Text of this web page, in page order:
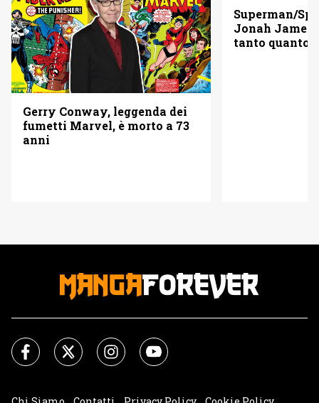
Gerry Conway, leggenda dei
fumetti Marvel, è morto a 73
anni
Superman/
Jonah
tanto quanto